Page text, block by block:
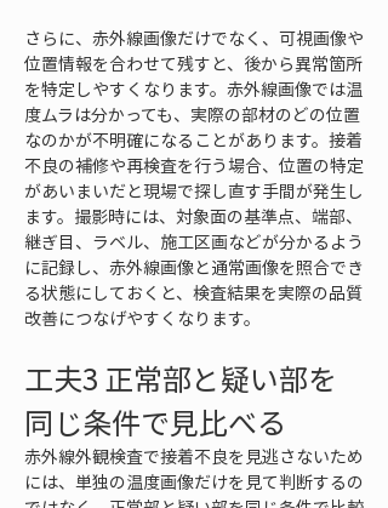
さらに、赤外線画像だけでなく、可視画像や
位置情報を合わせて残すと、後から異常箇所
を特定しやすくなります。赤外線画像では温
度ムラは分かっても、実際の部材のどの位置
なのかが不明確になることがあります。接着
不良の補修や再検査を行う場合、位置の特定
があいまいだと現場で探し直す手間が発生し
ます。撮影時には、対象面の基準点、端部、
継ぎ目、ラベル、施工区画などが分かるよう
に記録し、赤外線画像と通常画像を照合でき
る状態にしておくと、検査結果を実際の品質
改善につなげやすくなります。
工夫3 正常部と疑い部を
同じ条件で見比べる
赤外線外観検査で接着不良を見逃さないため
には、単独の温度画像だけを見て判断するの